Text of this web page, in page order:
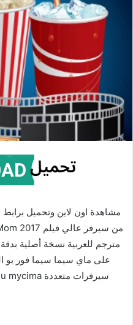
مترجم للعربية نسخة أصلية
على ماي سيما سيما فور يو
سيرفرات متعددة online cima4u mycima شاهد الأم 2017